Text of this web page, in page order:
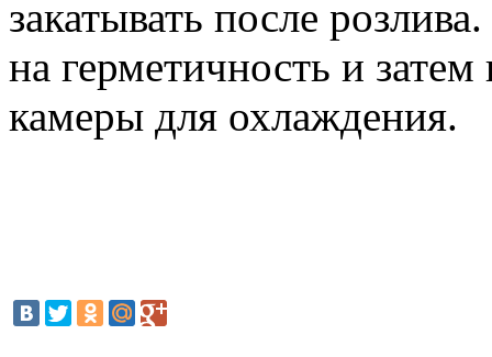
закатывать после
на герметичность и
камеры для охлаждения.